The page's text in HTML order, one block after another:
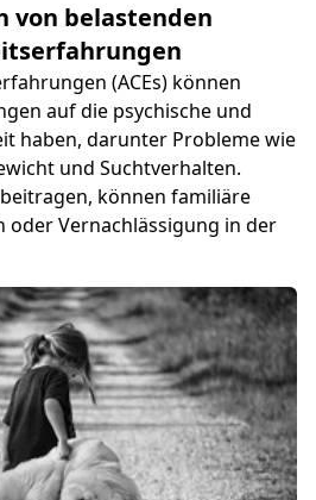
von belastenden
(ACEs) können
auf die psychische und
haben, darunter Probleme wie
und Suchtverhalten.
beitragen, können familiäre
oder Vernachlässigung in der